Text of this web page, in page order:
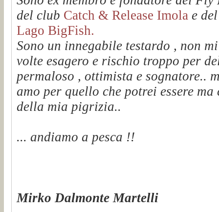
del club Catch & Release Imola e
Lago BigFish.
Sono un innegabile testardo , non
volte esagero e rischio troppo per
permaloso , ottimista e sognatore..
amo per quello che potrei essere
della mia pigrizia..
... andiamo a pesca !!
Mirko Dalmonte Martelli